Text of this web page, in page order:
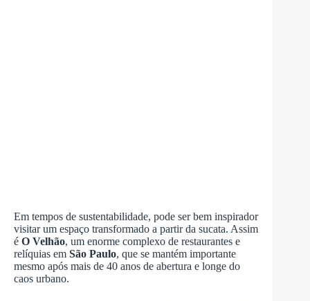
Em tempos de sustentabilidade, pode ser bem inspirador
visitar um espaço transformado a partir da sucata. Assim
é O Velhão, um enorme complexo de restaurantes e
relíquias em São Paulo, que se mantém importante
mesmo após mais de 40 anos de abertura e longe do
caos urbano.